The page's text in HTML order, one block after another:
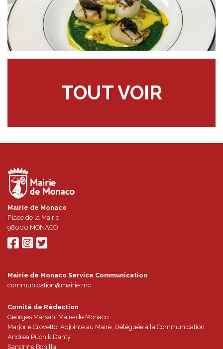
TOUT VOIR
Mairie de Monaco
Place de la Mairie
98000 MONACO
Mairie de Monaco Service Communication
communication@mairie.mc
Comité de Rédaction
Georges Marsan, Maire de Monaco
Marjorie Crovetto, Adjointe au Maire, Déléguée à la Communication
Andrea Pucnik Danty
Sandrine Bonilla